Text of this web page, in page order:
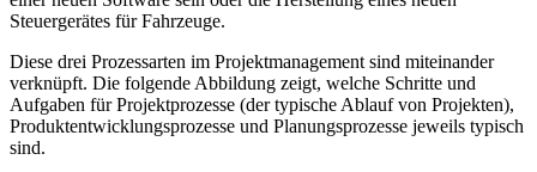
Steuergerätes für Fahrzeuge.
Diese drei Prozessarten im Projektmanagement sind miteinander
verknüpft. Die folgende Abbildung zeigt, welche Schritte und
Aufgaben für Projektprozesse (der typische Ablauf von Projekten),
Produktentwicklungsprozesse und Planungsprozesse jeweils typisch
sind.